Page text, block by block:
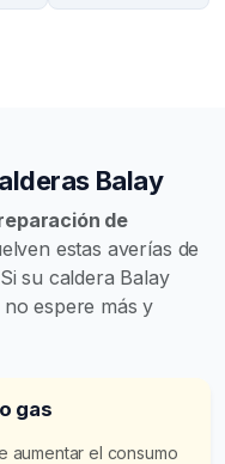
Balay
de
estas averías de
su caldera Balay
espere más y
gas
aumentar el consumo